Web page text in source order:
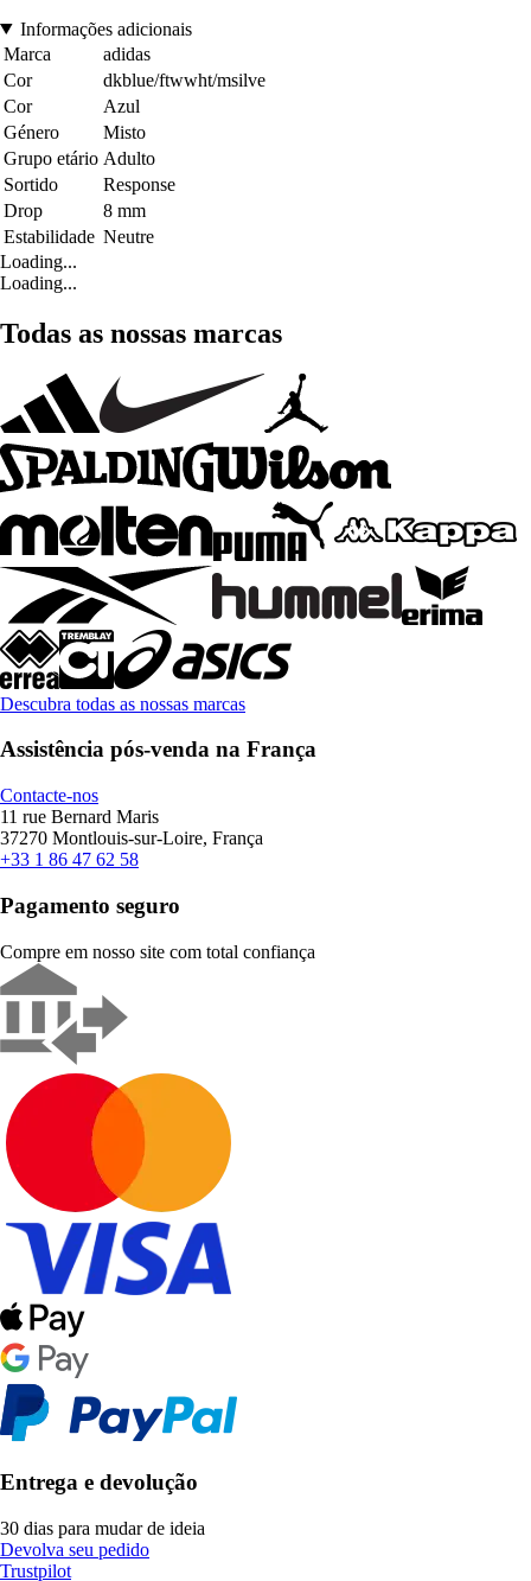
Informações adicionais
Marca
adidas
Cor
dkblue/ftwwht/msilve
Cor
Azul
Género
Misto
Grupo etário Adulto
Sortido
Response
Drop
8 mm
Estabilidade Neutre
Loading...
Loading...
Todas as nossas marcas
Descubra todas as nossas marcas
Assistência pós-venda na França
Contacte-nos
11 rue Bernard Maris
37270 Montlouis-sur-Loire, França
+33 1 86 47 62 58
Pagamento seguro
Compre em nosso site com total confiança
Entrega e devolução
30 dias para mudar de ideia
Devolva seu pedido
Trustpilot